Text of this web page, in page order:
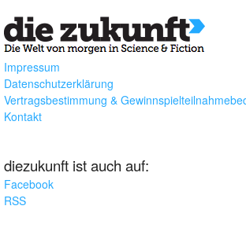
Impressum
Datenschutzerklärung
Vertragsbestimmung &
Kontakt
diezukunft ist auch auf:
Facebook
RSS